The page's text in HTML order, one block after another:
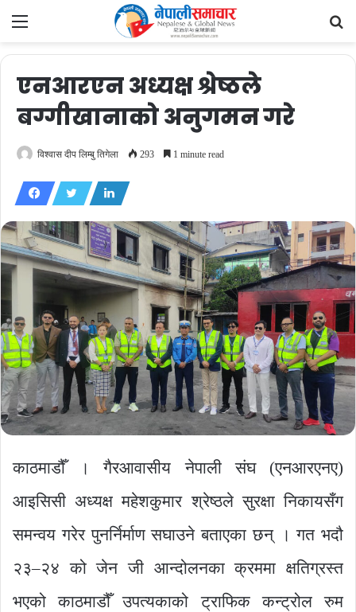
Menu
एनआरएन अध्यक्ष श्रेष्ठले
बग्गीखानाको अनुगमन गरे
विश्वास दीप लिम्बु तिगेला 293 1 minute read
काठमाडौँ । गैरआवासीय नेपाली संघ (एनआरएनए)
आइसिसी अध्यक्ष महेशकुमार श्रेष्ठले सुरक्षा निकायसँग
समन्वय गरेर पुनर्निर्माण सघाउने बताएका छन् । गत भदौ
२३–२४ को जेन जी आन्दोलनका क्रममा क्षतिग्रस्त
भएको काठमाडौँ उपत्यकाको ट्राफिक कन्ट्रोल रुम